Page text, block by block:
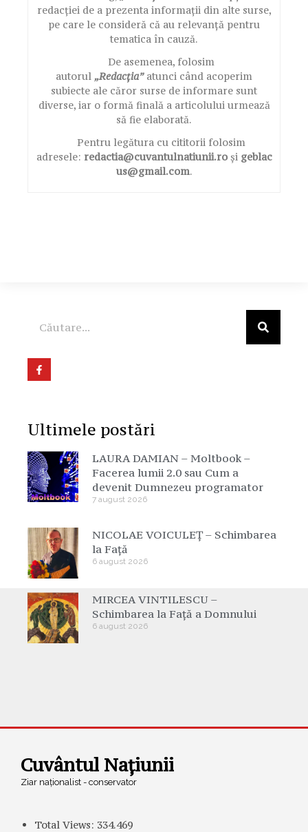
redacției de a prezenta informații din alte surse,
pe care le consideră că au relevanță pentru
tematica în cauză.
De asemenea, folosim
autorul „Redacția”atunci când acoperim
subiecte ale căror surse de informare sunt
diverse, iar o formă finală a articolului urmează
să fie elaborată.
Pentru legătura cu cititorii folosim
adresele: redactia@cuvantulnatiunii.roși geblac
us@gmail.com.
Ultimele postări
LAURA DAMIAN – Moltbook –
Facerea lumii 2.0 sau Cum a
devenit Dumnezeu programator
7 august 2026
NICOLAE VOICULEȚ – Schimbarea
la Față
6 august 2026
MIRCEA VINTILESCU –
Schimbarea la Față a Domnului
6 august 2026
Cuvântul Națiunii
Ziar naționalist - conservator
Total Views: 334.469